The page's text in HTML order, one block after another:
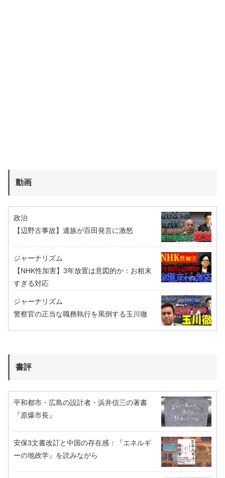
動画
政治
【辺野古事故】遺族が百田発言に激怒
ジャーナリズム
【NHK性加害】3年放置は意図的か：お粗末
すぎる対応
ジャーナリズム
警察官の正当な職務執行を罵倒する玉川徹
書評
平和都市・広島の設計者・浜井信三の著書
『原爆市長』
安保3文書改訂と中国の存在感：『エネルギ
ーの地政学』を読みながら